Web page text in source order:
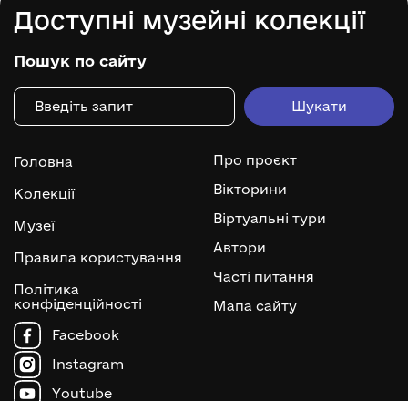
Доступні музейні колекції
Пошук по сайту
Головна
Колекції
Музеї
Правила користування
Політика
конфіденційності
Про проєкт
Вікторини
Віртуальні тури
Автори
Часті питання
Мапа сайту
Facebook
Instagram
Youtube